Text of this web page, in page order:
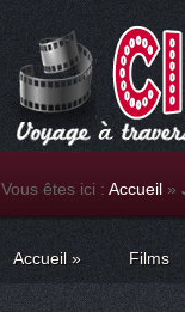
Vous êtes ici : Accueil »
Accueil » Films